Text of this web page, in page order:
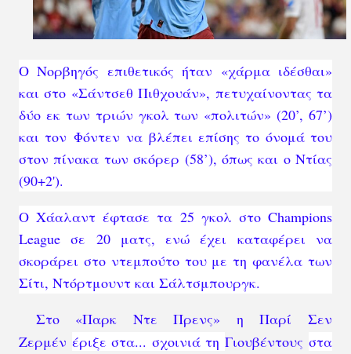
Ο Νορβηγός επιθετικός ήταν «χάρμα ιδέσθαι»
και στο «Σάντσεθ Πιθχουάν», πετυχαίνοντας τα
δύο εκ των τριών γκολ των «πολιτών» (20’, 67’)
και τον Φόντεννα βλέπει επίσης το όνομά του
στον πίνακα των σκόρερ (58’), όπως και ο Ντίας
(90+2').
O Χάαλαντ έφτασε τα 25 γκολ στο Champions
League σε 20 ματς, ενώ έχει καταφέρει να
σκοράρει στο ντεμπούτο του με τη φανέλα των
Σίτι, Ντόρτμουντ και Σάλτσμπουργκ.
Στο «Παρκ Ντε Πρενς» η Παρί Σεν
Ζερμένέριξε στα... σχοινιά τη Γιουβέντουςστα